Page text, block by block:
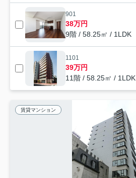
901
38万円
9階 / 58.25㎡ / 1LDK
1101
39万円
11階 / 58.25㎡ / 1LDK
賃貸マンション